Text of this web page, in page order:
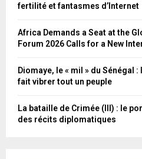
fertilité et fantasmes d’Internet
Africa Demands a Seat at the
Forum 2026 Calls for a New
Diomaye, le « mil » du Sénégal
fait vibrer tout un peuple
La bataille de Crimée (III) : le
des récits diplomatiques